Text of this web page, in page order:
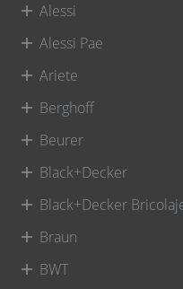
Alessi
Alessi Pae
Ariete
Berghoff
Beurer
Black+Decker
Black+Decker
Braun
BWT